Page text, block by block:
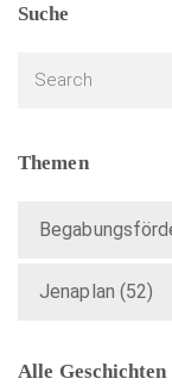
Suche
Themen
Jenaplan (52)
Alle Geschichten